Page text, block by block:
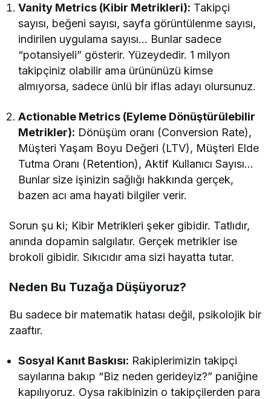
Vanity Metrics (Kibir Metrikleri): Takipçi
sayısı, beğeni sayısı, sayfa görüntülenme sayısı,
indirilen uygulama sayısı… Bunlar sadece
“potansiyeli” gösterir. Yüzeydedir. 1 milyon
takipçiniz olabilir ama ürününüzü kimse
almıyorsa, sadece ünlü bir iflas adayı olursunuz.
Actionable Metrics (Eyleme Dönüştürülebilir
Metrikler): Dönüşüm oranı (Conversion Rate),
Müşteri Yaşam Boyu Değeri (LTV), Müşteri Elde
Tutma Oranı (Retention), Aktif Kullanıcı Sayısı…
Bunlar size işinizin sağlığı hakkında gerçek,
bazen acı ama hayati bilgiler verir.
Sorun şu ki; Kibir Metrikleri şeker gibidir. Tatlıdır,
anında dopamin salgılatır. Gerçek metrikler ise
brokoli gibidir. Sıkıcıdır ama sizi hayatta tutar.
Neden Bu Tuzağa Düşüyoruz?
Bu sadece bir matematik hatası değil, psikolojik bir
zaaftır.
Sosyal Kanıt Baskısı: Rakiplerimizin takipçi
sayılarına bakıp “Biz neden gerideyiz?” paniğine
kapılıyoruz. Oysa rakibinizin o takipçilerden para